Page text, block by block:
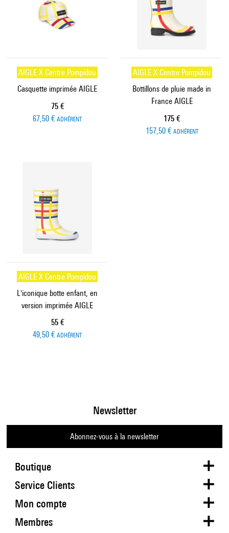
AIGLE X Centre Pompidou
Casquette imprimée AIGLE
Prix ​​actuel
75 €
67,50 € ADHÉRENT
AIGLE X Centre Pompidou
Bottillons de pluie made in
France AIGLE
Prix ​​actuel
175 €
157,50 € ADHÉRENT
AIGLE X Centre Pompidou
L'iconique botte enfant, en
version imprimée AIGLE
Prix ​​actuel
55 €
49,50 € ADHÉRENT
Boutique
Newsletter
Abonnez-vous à la newsletter
Service Clients
Mon compte
Membres